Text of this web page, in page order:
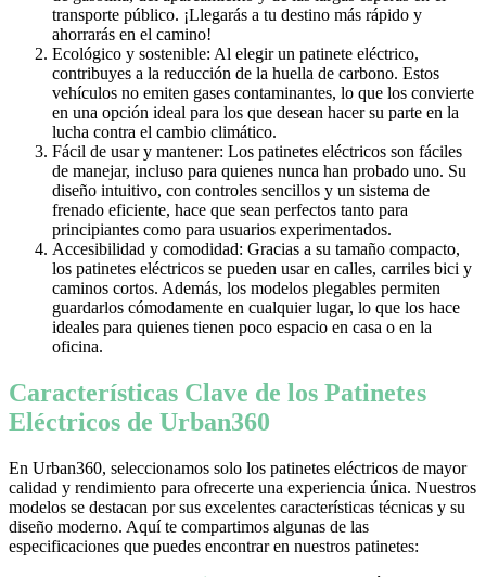
transporte público. ¡Llegarás a tu destino más rápido y
ahorrarás en el camino!
Ecológico y sostenible: Al elegir un patinete eléctrico,
contribuyes a la reducción de la huella de carbono. Estos
vehículos no emiten gases contaminantes, lo que los convierte
en una opción ideal para los que desean hacer su parte en la
lucha contra el cambio climático.
Fácil de usar y mantener: Los patinetes eléctricos son fáciles
de manejar, incluso para quienes nunca han probado uno. Su
diseño intuitivo, con controles sencillos y un sistema de
frenado eficiente, hace que sean perfectos tanto para
principiantes como para usuarios experimentados.
Accesibilidad y comodidad: Gracias a su tamaño compacto,
los patinetes eléctricos se pueden usar en calles, carriles bici y
caminos cortos. Además, los modelos plegables permiten
guardarlos cómodamente en cualquier lugar, lo que los hace
ideales para quienes tienen poco espacio en casa o en la
oficina.
Características Clave de los Patinetes
Eléctricos de Urban360
En Urban360, seleccionamos solo los patinetes eléctricos de mayor
calidad y rendimiento para ofrecerte una experiencia única. Nuestros
modelos se destacan por sus excelentes características técnicas y su
diseño moderno. Aquí te compartimos algunas de las
especificaciones que puedes encontrar en nuestros patinetes: